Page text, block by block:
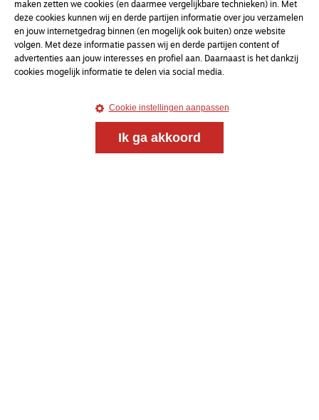
maken zetten we cookies (en daarmee vergelijkbare technieken) in. Met
deze cookies kunnen wij en derde partijen informatie over jou verzamelen
en jouw internetgedrag binnen (en mogelijk ook buiten) onze website
volgen. Met deze informatie passen wij en derde partijen content of
advertenties aan jouw interesses en profiel aan. Daarnaast is het dankzij
cookies mogelijk informatie te delen via social media.
Cookie instellingen aanpassen
Ik ga akkoord